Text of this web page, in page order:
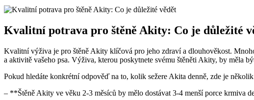
Kvalitní potrava pro štěně Akity: Co je důležité
Kvalitní výživa je pro štěně Akity klíčová pro jeho zdraví a dlouhověkost.
a aktivitě vašeho psa. Výživa, kterou poskytnete svému štěněti Akity, by měla
Pokud hledáte konkrétní odpověď na to, kolik sežere Akita denně, zde je
– **Štěně Akity ve věku 2-3 měsíců by mělo dostávat 3-4 menší porce krmiva